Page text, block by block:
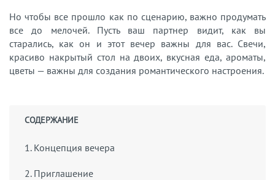
Но чтобы все прошло как по сценарию, важно продумать
все до мелочей. Пусть ваш партнер видит, как вы
старались, как он и этот вечер важны для вас. Свечи,
красиво накрытый стол на двоих, вкусная еда, ароматы,
цветы — важны для создания романтического настроения.
СОДЕРЖАНИЕ
1. Концепция вечера
2. Приглашение